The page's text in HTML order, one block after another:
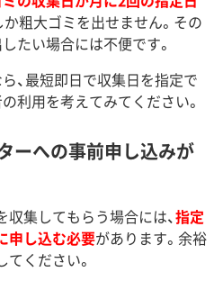
粗大ゴミを出せません。その
たい場合には不便です。
、最短即日で収集日を指定で
利用を考えてみてください。
ーへの事前申し込みが
集してもらう場合には、指定
申し込む必要があります。余裕
ください。